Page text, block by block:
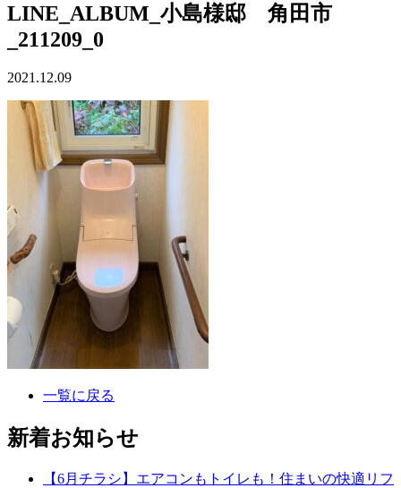
LINE_ALBUM_小島様邸 角田市
_211209_0
2021.12.09
一覧に戻る
新着お知らせ
【6月チラシ】エアコンもトイレも！住まいの快適リフ